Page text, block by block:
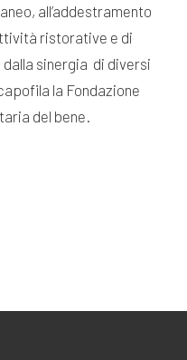
all’addestramento
ristorative e di
sinergia di diversi
la Fondazione
del bene.